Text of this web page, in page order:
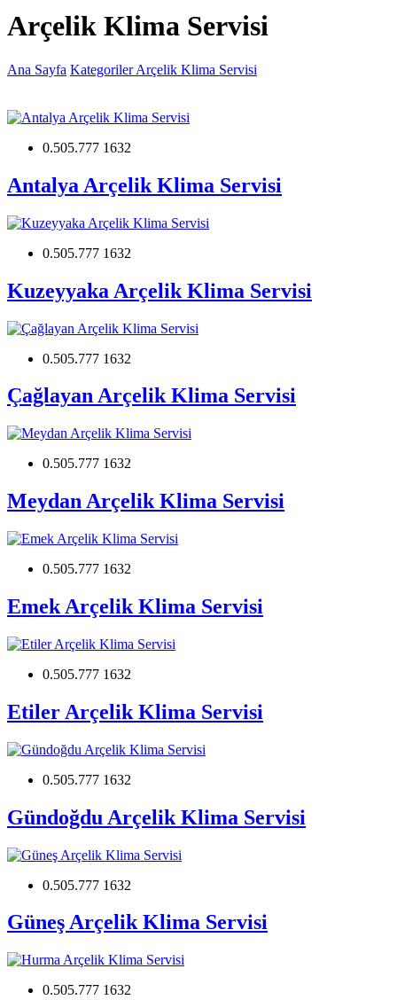
Arçelik Klima Servisi
Ana Sayfa KategorilerArçelik Klima Servisi
0.505.777 1632
Antalya Arçelik Klima Servisi
0.505.777 1632
Kuzeyyaka Arçelik Klima Servisi
0.505.777 1632
Çağlayan Arçelik Klima Servisi
0.505.777 1632
Meydan Arçelik Klima Servisi
0.505.777 1632
Emek Arçelik Klima Servisi
0.505.777 1632
Etiler Arçelik Klima Servisi
0.505.777 1632
Gündoğdu Arçelik Klima Servisi
0.505.777 1632
Güneş Arçelik Klima Servisi
0.505.777 1632